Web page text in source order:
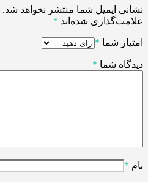
نشانی ایمیل شما منتشر نخواهد شد.
علامت‌گذاری شده‌اند *
امتیاز شما *
دیدگاه شما *
نام *